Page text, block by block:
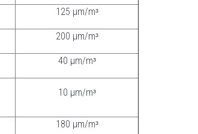
125 µm/mᶟ
200 µm/mᶟ
40 µm/mᶟ
10 µm/mᶟ
180 µm/mᶟ